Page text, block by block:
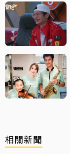
相關新聞